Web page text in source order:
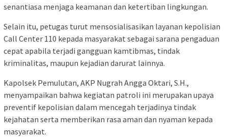
senantiasa menjaga keamanan dan ketertiban lingkungan.
Selain itu, petugas turut mensosialisasikan layanan kepolisian
Call Center 110 kepada masyarakat sebagai sarana pengaduan
cepat apabila terjadi gangguan kamtibmas, tindak
kriminalitas, maupun kejadian darurat lainnya.
Kapolsek Pemulutan, AKP Nugrah Angga Oktari, S.H.,
menyampaikan bahwa kegiatan patroli ini merupakan upaya
preventif kepolisian dalam mencegah terjadinya tindak
kejahatan serta memberikan rasa aman dan nyaman kepada
masyarakat.